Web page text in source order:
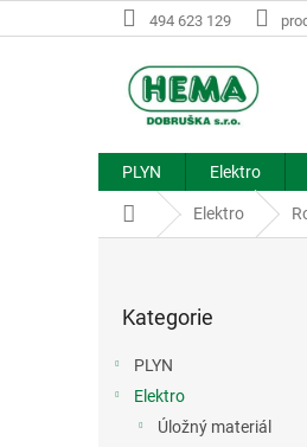
na
494 623 129
PLYN Elektro
Domů Elektro
kategorie
Kategorie
PLYN
Elektro
Úložný materiál